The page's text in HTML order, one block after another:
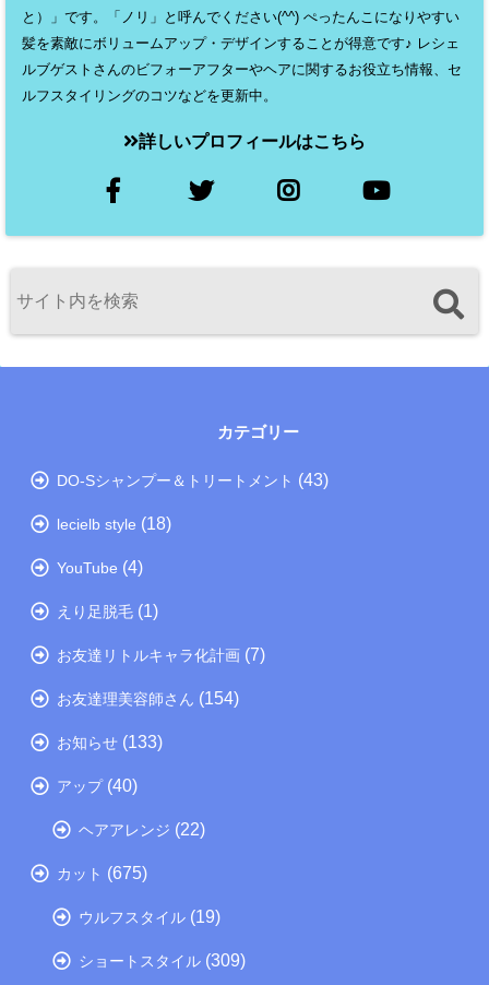
と）」です。「ノリ」と呼んでください(^^) ぺったんこになりやすい
髪を素敵にボリュームアップ・デザインすることが得意です♪ レシェ
ルブゲストさんのビフォーアフターやヘアに関するお役立ち情報、セ
ルフスタイリングのコツなどを更新中。
詳しいプロフィールはこちら
カテゴリー
DO-Sシャンプー＆トリートメント (43)
lecielb style (18)
YouTube (4)
えり足脱毛 (1)
お友達リトルキャラ化計画 (7)
お友達理美容師さん (154)
お知らせ (133)
アップ(40)
ヘアアレンジ (22)
カット (675)
ウルフスタイル (19)
ショートスタイル (309)